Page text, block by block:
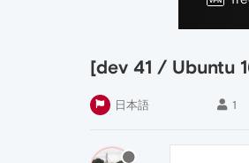
[dev 41 / Ubuntu
日本語 1